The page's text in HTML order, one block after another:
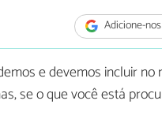
Adicione-
e devemos incluir no
se o que você está